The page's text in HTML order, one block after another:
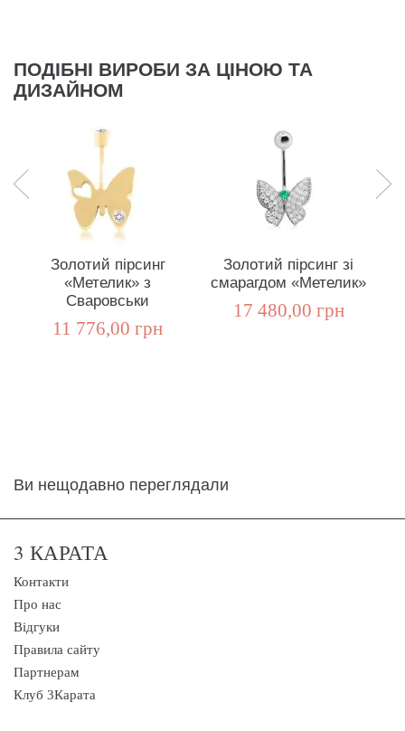
ПОДІБНІ ВИРОБИ ЗА ЦІНОЮ ТА
ДИЗАЙНОМ
Золотий пірсинг
«Метелик» з
Сваровськи
11 776,00 грн
Золотий пірсинг зі
смарагдом «Метелик»
17 480,00 грн
Ви нещодавно переглядали
3 КАРАТА
Контакти
Про нас
Відгуки
Правила сайту
Партнерам
Клуб 3Карата